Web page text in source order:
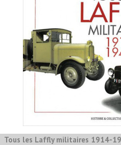
Tous les Laffly militaires 1914-